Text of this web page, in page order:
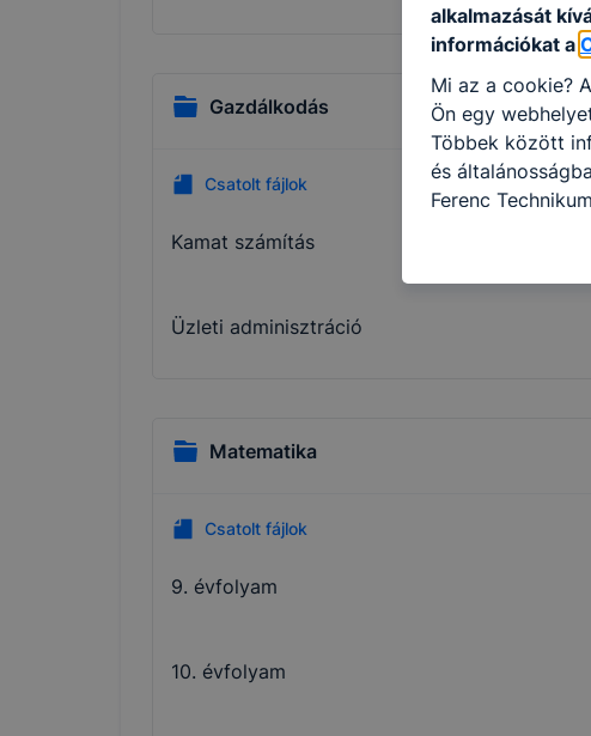
Gazdálkodás
Csatolt fájlok
Kamat számítás
Üzleti adminisztráció
Matematika
Csatolt fájlok
9. évfolyam
10. évfolyam
alkalmazását
információkat a
Mi az a cookie?
Ön egy
Többek között
és
Ferenc
célokból
a honlapot -
használja